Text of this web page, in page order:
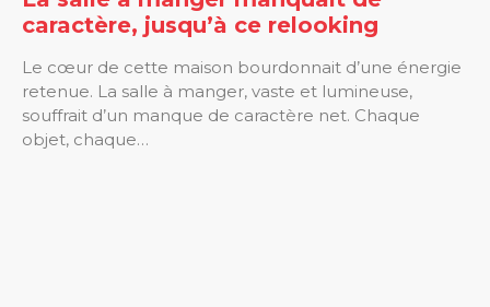
caractère, jusqu’à ce relooking
Le cœur de cette maison bourdonnait d’une énergie
retenue. La salle à manger, vaste et lumineuse,
souffrait d’un manque de caractère net. Chaque
objet, chaque…